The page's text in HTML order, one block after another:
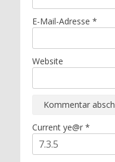
E-Mail-Adresse *
Website
Current ye@r *